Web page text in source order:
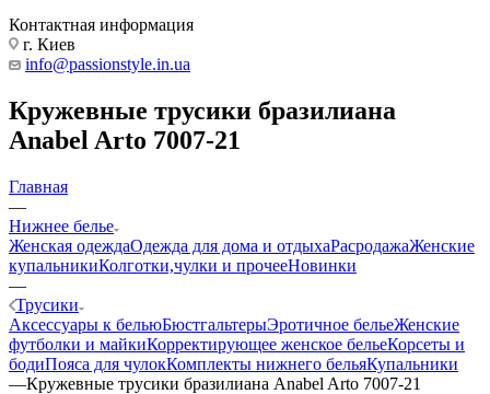
Контактная информация
г. Киев
info@passionstyle.in.ua
Кружевные трусики бразилиана
Anabel Arto 7007-21
Главная
—
Нижнее белье
Женская одеждаОдежда для дома и отдыхаРасродажаЖенские
купальникиКолготки,чулки и прочееНовинки
—
Трусики
Аксессуары к бельюБюстгальтерыЭротичное бельеЖенские
футболки и майкиКорректирующее женское бельеКорсеты и
бодиПояса для чулокКомплекты нижнего бельяКупальники
—Кружевные трусики бразилиана Anabel Arto 7007-21